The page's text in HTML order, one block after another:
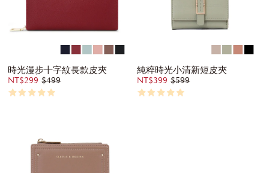
時光漫步十字紋長款皮夾
NT$299 $499
純粹時光小清新短皮夾
NT$399 $599